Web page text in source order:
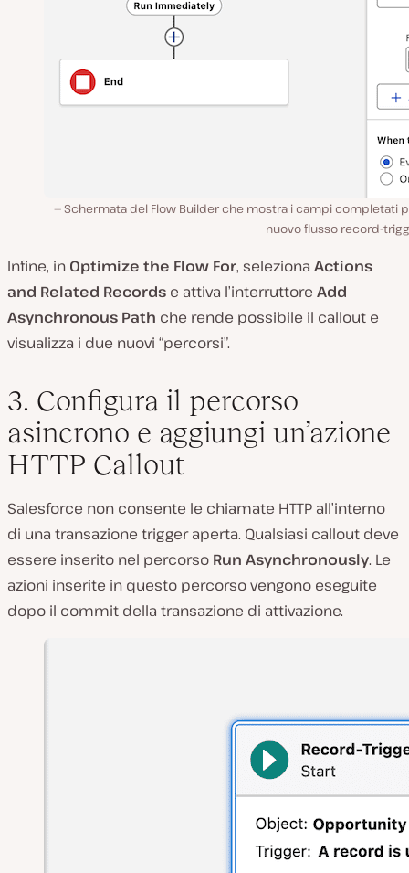
Schermata del Flow Builder che mostra i campi completati
nuovo flusso record-
Infine, in Optimize the Flow For, seleziona Actions
and Related Records e attiva l’interruttore Add
Asynchronous Path che rende possibile il callout e
visualizza i due nuovi “percorsi”.
3. Configura il percorso
asincrono e aggiungi un’azione
HTTP Callout
Salesforce non consente le chiamate HTTP all’interno
di una transazione trigger aperta. Qualsiasi callout deve
essere inserito nel percorso Run Asynchronously. Le
azioni inserite in questo percorso vengono eseguite
dopo il commit della transazione di attivazione.